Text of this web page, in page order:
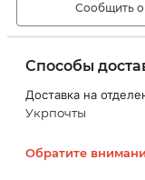
Сообщить
Способы
Доставка на
Укрпочты
Обратите